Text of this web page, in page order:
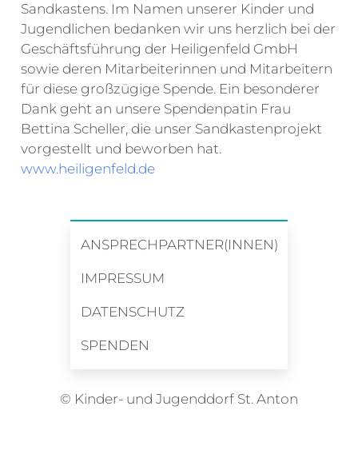
Sandkastens. Im Namen unserer Kinder und
Jugendlichen bedanken wir uns herzlich bei der
Geschäftsführung der Heiligenfeld GmbH
sowie deren Mitarbeiterinnen und Mitarbeitern
für diese großzügige Spende. Ein besonderer
Dank geht an unsere Spendenpatin Frau
Bettina Scheller, die unser Sandkastenprojekt
vorgestellt und beworben hat.
www.heiligenfeld.de
ANSPRECHPARTNER(INNEN)
IMPRESSUM
DATENSCHUTZ
SPENDEN
© Kinder- und Jugenddorf St. Anton